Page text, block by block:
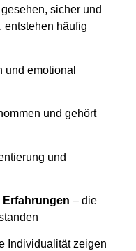
sicher und
entstehen häufig
und emotional
und gehört
und
– die
Individualität zeigen